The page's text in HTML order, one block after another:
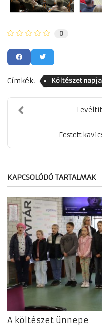
0
Címkék: Költészet napja
Festett
KAPCSOLÓDÓ TARTALMAK
A költészet ünnepe